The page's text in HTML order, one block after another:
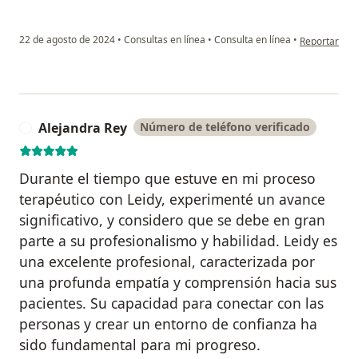
22 de agosto de 2024 • Consultas en línea • Consulta en línea • en opinión
Reportar
Alejandra Rey Número de teléfono verificado
Durante el tiempo que estuve en mi proceso
terapéutico con Leidy, experimenté un avance
significativo, y considero que se debe en gran
parte a su profesionalismo y habilidad. Leidy es
una excelente profesional, caracterizada por
una profunda empatía y comprensión hacia sus
pacientes. Su capacidad para conectar con las
personas y crear un entorno de confianza ha
sido fundamental para mi progreso.